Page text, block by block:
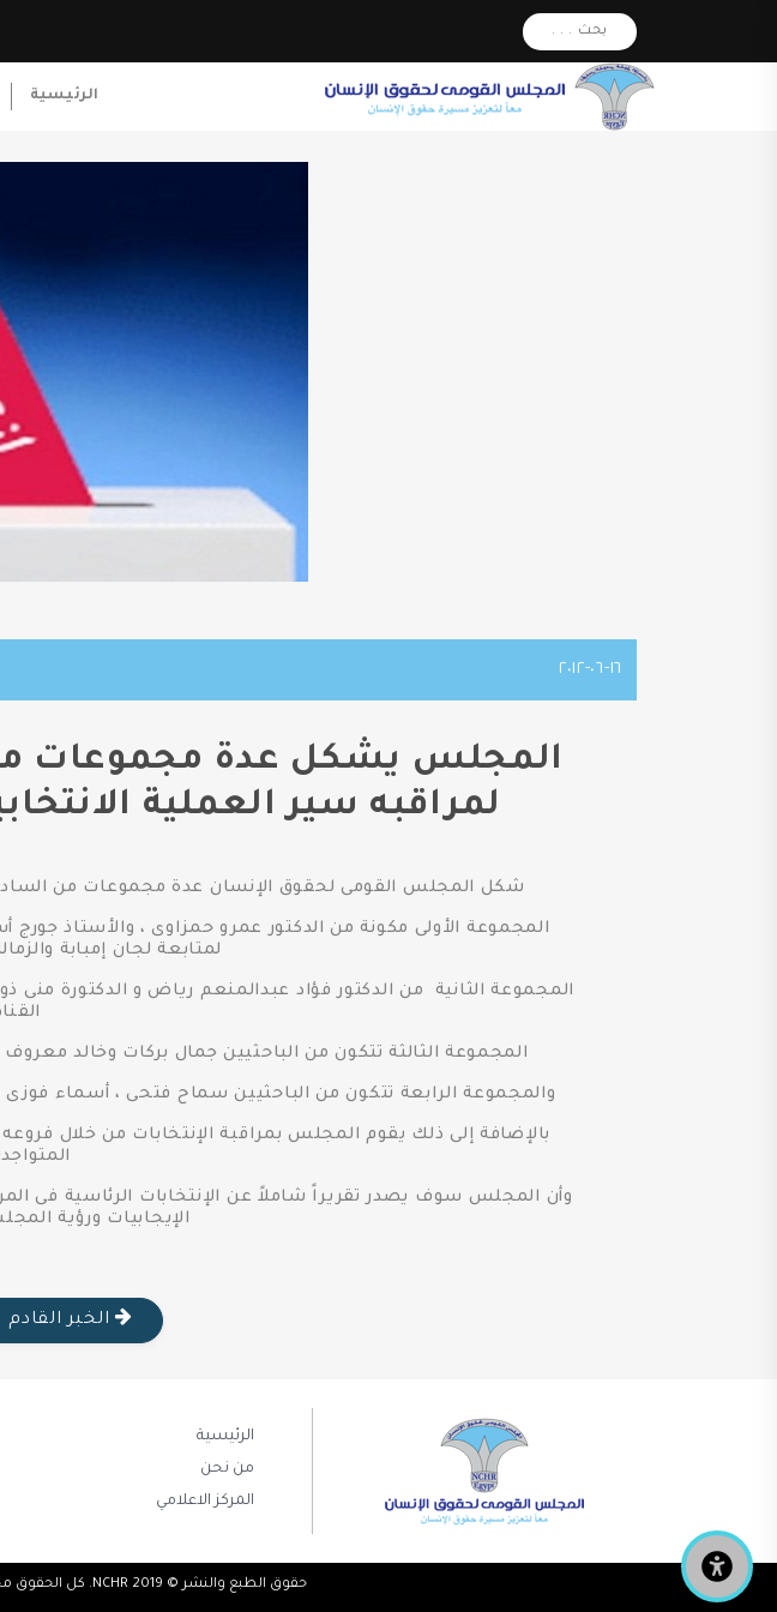
بحث . . .
الرئيسية
١٦-٠٦-٢٠١٢
المجلس يشكل عدة مجموعات
لمراقبه سير العملية
شكل المجلس القومى لحقوق الإنسان عدة مجموعات من السادة
المجموعة الأولى مكونة من الدكتور عمرو حمزاوى ، والأستاذ
لمتابعة لجان إمبابة
المجموعة الثانية من الدكتور فؤاد عبدالمنعم رياض و الدكتورة منى
المجموعة الثالثة تتكون من الباحثيين جمال بركات وخالد
والمجموعة الرابعة تتكون من الباحثيين سماح فتحى ، أسماء
بالإضافة إلى ذلك يقوم المجلس بمراقبة الإنتخابات من خلال
وأن المجلس سوف يصدر تقريراً شاملاً عن الإنتخابات الرئاسية فى
الإيجابيات ورؤية
الخبر القادم
الرئيسية
من نحن
المركز الاعلامي
حقوق الطبع والنشر © 2019 NCHR. كل الحقوق محفوظة. يخضع استخدام هذا الموقع لشروط وأحكام معينة